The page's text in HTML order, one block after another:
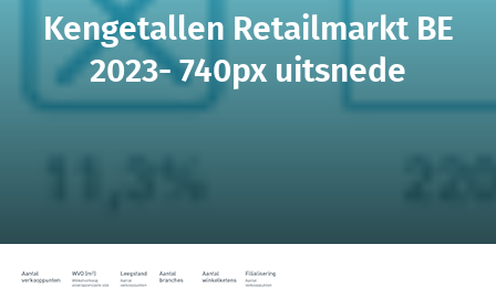
Kengetallen Retailmarkt BE
2023- 740px uitsnede